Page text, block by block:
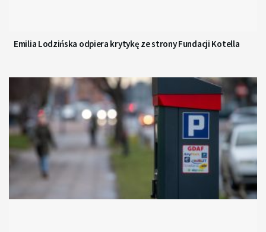
Emilia Lodzińska odpiera krytykę ze strony Fundacji Kotella